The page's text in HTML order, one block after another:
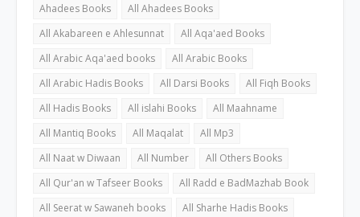
Ahadees Books
All Ahadees Books
All Akabareen e Ahlesunnat
All Aqa'aed Books
All Arabic Aqa'aed books
All Arabic Books
All Arabic Hadis Books
All Darsi Books
All Fiqh Books
All Hadis Books
All islahi Books
All Maahname
All Mantiq Books
All Maqalat
All Mp3
All Naat w Diwaan
All Number
All Others Books
All Qur'an w Tafseer Books
All Radd e BadMazhab Book
All Seerat w Sawaneh books
All Sharhe Hadis Books